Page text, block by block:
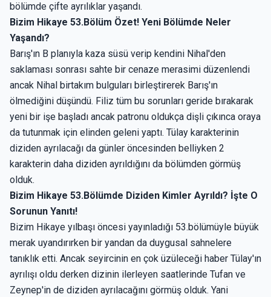
bölümde çifte ayrılıklar yaşandı.
Bizim Hikaye 53.Bölüm Özet! Yeni Bölümde Neler
Yaşandı?
Barış'ın B planıyla kaza süsü verip kendini Nihal'den
saklaması sonrası sahte bir cenaze merasimi düzenlendi
ancak Nihal birtakım bulguları birleştirerek Barış'ın
ölmediğini düşündü. Filiz tüm bu sorunları geride bırakarak
yeni bir işe başladı ancak patronu oldukça dişli çıkınca oraya
da tutunmak için elinden geleni yaptı. Tülay karakterinin
diziden ayrılacağı da günler öncesinden belliyken 2
karakterin daha diziden ayrıldığını da bölümden görmüş
olduk.
Bizim Hikaye 53.Bölümde Diziden Kimler Ayrıldı? İşte O
Sorunun Yanıtı!
Bizim Hikaye yılbaşı öncesi yayınladığı 53.bölümüyle büyük
merak uyandırırken bir yandan da duygusal sahnelere
tanıklık etti. Ancak seyircinin en çok üzüleceği haber Tülay'ın
ayrılışı oldu derken dizinin ilerleyen saatlerinde Tufan ve
Zeynep'in de diziden ayrılacağını görmüş olduk. Yani